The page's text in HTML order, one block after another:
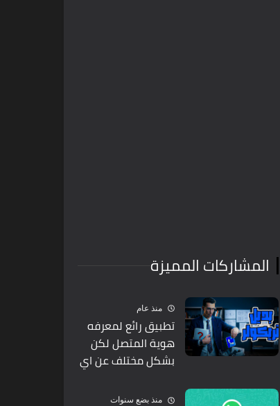
المشاركات المميزة
منذ عام
تطبيق رائع لمعرفه
هوية المتصل لكن
بشكل مختلف عن اي
منذ بضع سنوات